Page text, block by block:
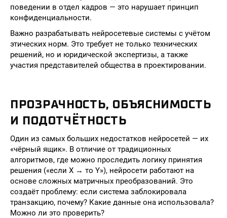
поведении в отдел кадров — это нарушает принцип
конфиденциальности.
Важно разрабатывать нейросетевые системы с учётом
этических норм. Это требует не только технических
решений, но и юридической экспертизы, а также
участия представителей общества в проектировании.
ПРОЗРАЧНОСТЬ, ОБЪЯСНИМОСТЬ
И ПОДОТЧЁТНОСТЬ
Один из самых больших недостатков нейросетей — их
«чёрный ящик». В отличие от традиционных
алгоритмов, где можно проследить логику принятия
решения («если X → то Y»), нейросети работают на
основе сложных матричных преобразований. Это
создаёт проблему: если система заблокировала
транзакцию, почему? Какие данные она использовала?
Можно ли это проверить?